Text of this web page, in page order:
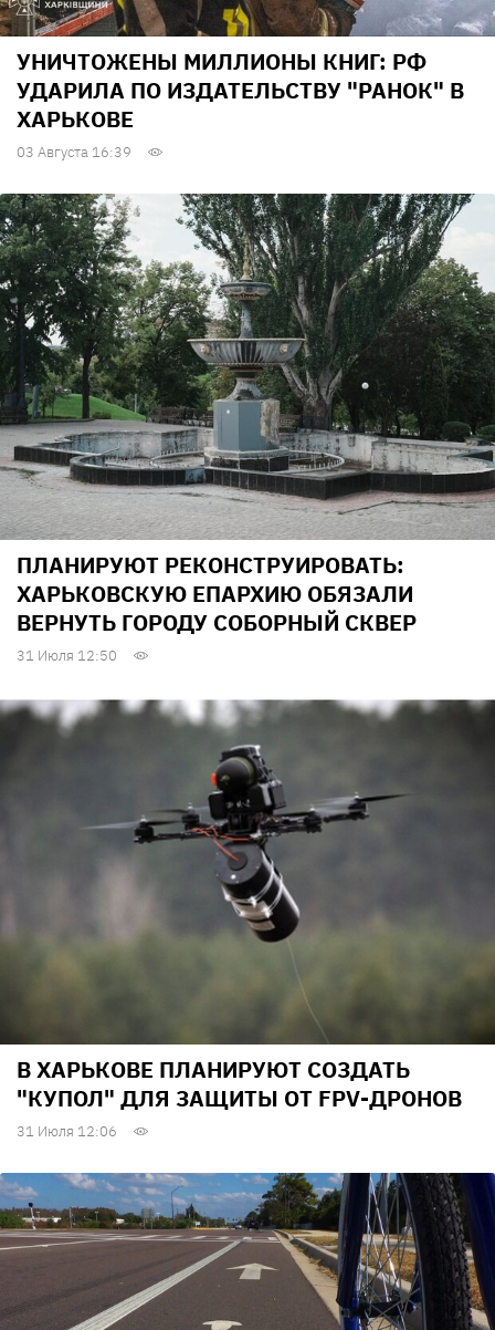
УНИЧТОЖЕНЫ МИЛЛИОНЫ КНИГ: РФ
УДАРИЛА ПО ИЗДАТЕЛЬСТВУ "РАНОК" В
ХАРЬКОВЕ
03 Августа 16:39
ПЛАНИРУЮТ РЕКОНСТРУИРОВАТЬ:
ХАРЬКОВСКУЮ ЕПАРХИЮ ОБЯЗАЛИ
ВЕРНУТЬ ГОРОДУ СОБОРНЫЙ СКВЕР
31 Июля 12:50
В ХАРЬКОВЕ ПЛАНИРУЮТ СОЗДАТЬ
"КУПОЛ" ДЛЯ ЗАЩИТЫ ОТ FPV-ДРОНОВ
31 Июля 12:06